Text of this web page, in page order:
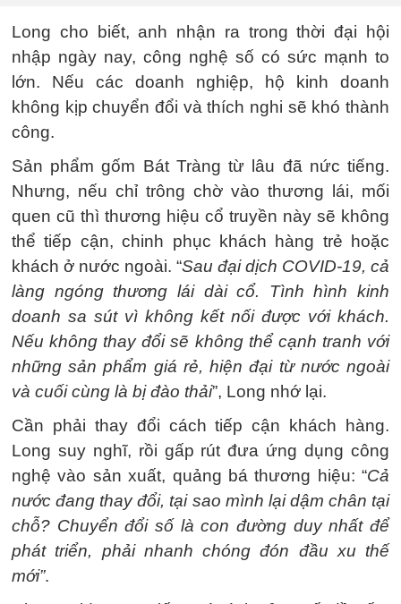
Long cho biết, anh nhận ra trong thời đại hội
nhập ngày nay, công nghệ số có sức mạnh to
lớn. Nếu các doanh nghiệp, hộ kinh doanh
không kịp chuyển đổi và thích nghi sẽ khó thành
công.
Sản phẩm gốm Bát Tràng từ lâu đã nức tiếng.
Nhưng, nếu chỉ trông chờ vào thương lái, mối
quen cũ thì thương hiệu cổ truyền này sẽ không
thể tiếp cận, chinh phục khách hàng trẻ hoặc
khách ở nước ngoài. “Sau đại dịch COVID-19, cả
làng ngóng thương lái dài cổ. Tình hình kinh
doanh sa sút vì không kết nối được với khách.
Nếu không thay đổi sẽ không thể cạnh tranh với
những sản phẩm giá rẻ, hiện đại từ nước ngoài
và cuối cùng là bị đào thải”, Long nhớ lại.
Cần phải thay đổi cách tiếp cận khách hàng.
Long suy nghĩ, rồi gấp rút đưa ứng dụng công
nghệ vào sản xuất, quảng bá thương hiệu: “Cả
nước đang thay đổi, tại sao mình lại dậm chân tại
chỗ? Chuyển đổi số là con đường duy nhất để
phát triển, phải nhanh chóng đón đầu xu thế
mới”.